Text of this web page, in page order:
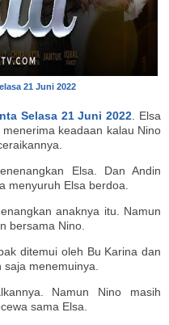
21 Juni 2022
Selasa 21 Juni 2022 . Elsa
keadaan kalau Nino
Elsa. Dan Andin
menyuruh Elsa berdoa.
anaknya itu. Namun
bersama Nino.
ditemui oleh Bu Karina dan
menemuinya.
Namun Nino masih
sama Elsa.